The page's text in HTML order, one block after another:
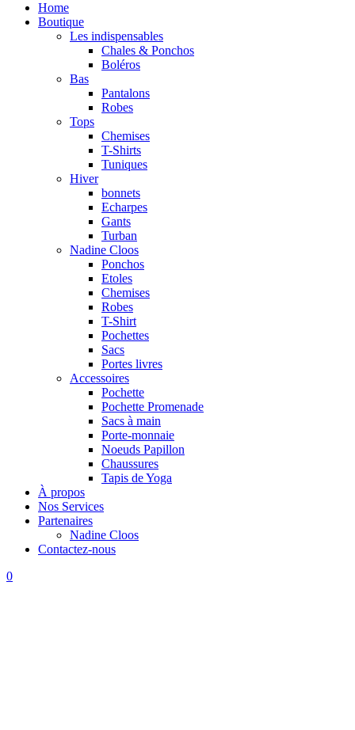
Home
Boutique
Les indispensables
Chales & Ponchos
Boléros
Bas
Pantalons
Robes
Tops
Chemises
T-Shirts
Tuniques
Hiver
bonnets
Echarpes
Gants
Turban
Nadine Cloos
Ponchos
Etoles
Chemises
Robes
T-Shirt
Pochettes
Sacs
Portes livres
Accessoires
Pochette
Pochette Promenade
Sacs à main
Porte-monnaie
Noeuds Papillon
Chaussures
Tapis de Yoga
À propos
Nos Services
Partenaires
Nadine Cloos
Contactez-nous
0